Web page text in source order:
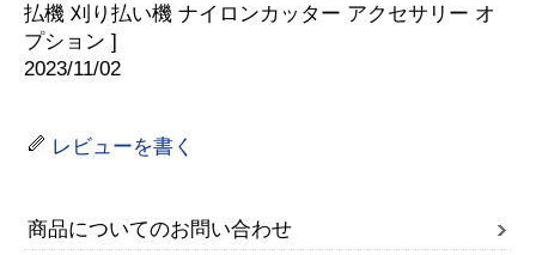
払機 刈り払い機 ナイロンカッター アクセサリー オ
プション ]
2023/11/02
レビューを書く
商品についてのお問い合わせ